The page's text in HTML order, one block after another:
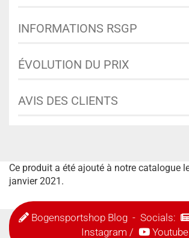
INFORMATIONS RSGP
ÉVOLUTION DU PRIX
AVIS DES CLIENTS
Ce produit a été ajouté à notre catalogue
janvier 2021.
Bogensportshop Blog- Socials:
Instagram / Youtube